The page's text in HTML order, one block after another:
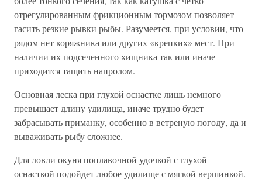
отрегулированным фрикционным тормозом позволяет
гасить резкие рывки рыбы. Разумеется, при условии, что
рядом нет коряжника или других «крепких» мест. При
наличии их подсеченного хищника так или иначе
приходится тащить напролом.
Основная леска при глухой оснастке лишь немного
превышает длину удилища, иначе трудно будет
забрасывать приманку, особенно в ветреную погоду, да и
вываживать рыбу сложнее.
Для ловли окуня поплавочной удочкой с глухой
оснасткой подойдет любое удилище с мягкой вершинкой.